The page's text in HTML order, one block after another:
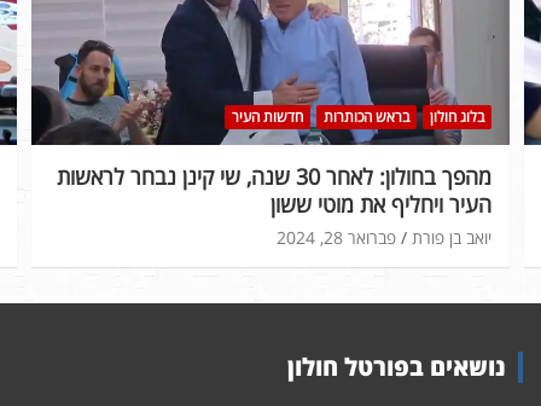
בלוג חולון בראש הכותרות חדשות העיר
מהפך בחולון: לאחר 30 שנה, שי קינן נבחר לראשות
העיר ויחליף את מוטי ששון
פברואר 28, 2024 יואב בן פורת
נושאים בפורטל חולון